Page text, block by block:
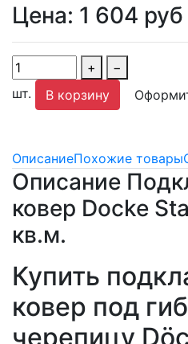
Цена: 1 604 руб
+
−
шт.
В корзину
ОписаниеПохожие товары
Описание
ковер Docke
кв.м.
Купить
ковер под
черепицу